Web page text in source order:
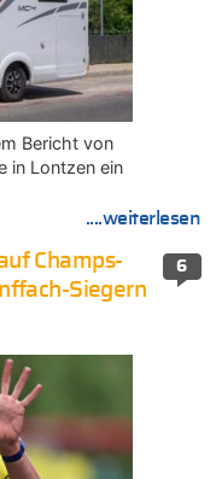
Bericht von
in Lontzen ein
....weiterlesen
6
Champs-
Siegern